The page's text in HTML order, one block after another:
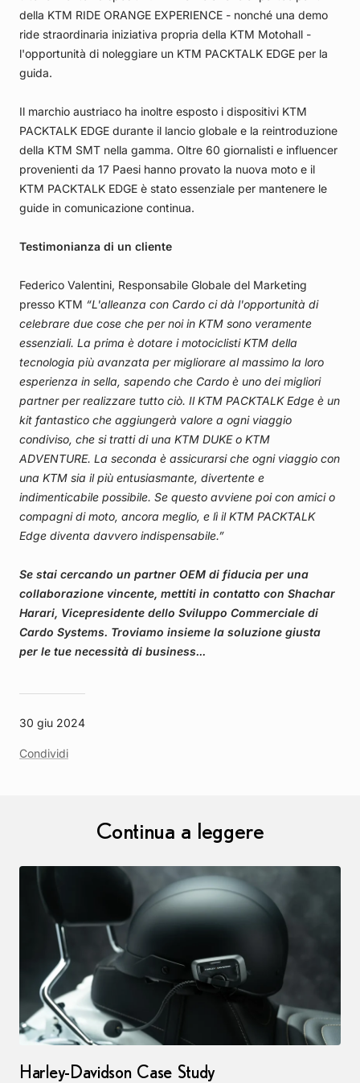
30 giu 2024
Condividi
della KTM RIDE ORANGE EXPERIENCE - nonché una demo
ride straordinaria iniziativa propria della KTM Motohall -
l'opportunità di noleggiare un KTM PACKTALK EDGE per la
guida.
Il marchio austriaco ha inoltre esposto i dispositivi KTM
PACKTALK EDGE durante il lancio globale e la reintroduzione
della KTM SMT nella gamma. Oltre 60 giornalisti e influencer
provenienti da 17 Paesi hanno provato la nuova moto e il
KTM PACKTALK EDGE è stato essenziale per mantenere le
guide in comunicazione continua.
Testimonianza di un cliente
Federico Valentini, Responsabile Globale del Marketing
presso KTM “L'alleanza con Cardo ci dà l'opportunità di
celebrare due cose che per noi in KTM sono veramente
essenziali. La prima è dotare i motociclisti KTM della
tecnologia più avanzata per migliorare al massimo la loro
esperienza in sella, sapendo che Cardo è uno dei migliori
partner per realizzare tutto ciò. Il KTM PACKTALK Edge è un
kit fantastico che aggiungerà valore a ogni viaggio
condiviso, che si tratti di una KTM DUKE o KTM
ADVENTURE. La seconda è assicurarsi che ogni viaggio con
una KTM sia il più entusiasmante, divertente e
indimenticabile possibile. Se questo avviene poi con amici o
compagni di moto, ancora meglio, e lì il KTM PACKTALK
Edge diventa davvero indispensabile.”
Se stai cercando un partner OEM di fiducia per una
collaborazione vincente, mettiti in contatto con Shachar
Harari, Vicepresidente dello Sviluppo Commerciale di
Cardo Systems. Troviamo insieme la soluzione giusta
per le tue necessità di business...
Continua a leggere
Harley-Davidson Case Study